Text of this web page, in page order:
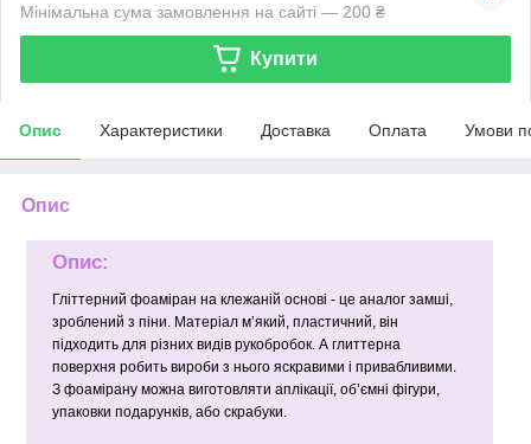
Мінімальна сума замовлення на сайті — 200 ₴
Купити
Опис Характеристики Доставка Оплата Умови
Опис
Опис:
Гліттерний фоаміран на клежаній основі - це аналог замші,
зроблений з піни. Матеріал м’який, пластичний, він
підходить для різних видів рукобробок. А глиттерна
поверхня робить вироби з нього яскравими і привабливими.
З фоамірану можна виготовляти аплікації, об’ємні фігури,
упаковки подарунків, або скрабуки.